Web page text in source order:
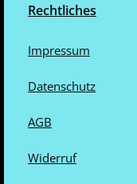
Rechtliches
Impressum
Datenschutz
AGB
Widerruf